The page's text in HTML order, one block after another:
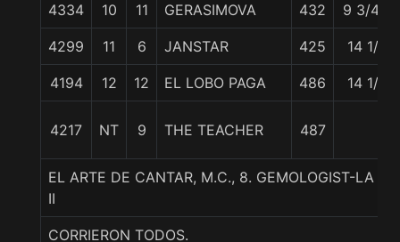
4334 10 11 GERASIMOVA 432 9 3/4 c
4299 11 6 JANSTAR 425 14 1/2
4194 12 12 EL LOBO PAGA 486 14 1/2
4217 NT 9 THE TEACHER 487
EL ARTE DE CANTAR, M.C., 8. GEMOLOGIST-LA
II
CORRIERON TODOS.